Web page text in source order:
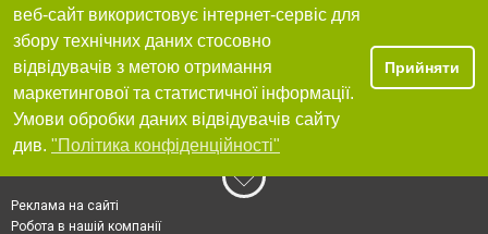
веб-сайт використовує інтернет-сервіс для
збору технічних даних стосовно
відвідувачів з метою отримання
маркетингової та статистичної інформації.
Умови обробки даних відвідувачів сайту
див. "Політика конфіденційності"
Прийняти
Реклама на сайті
Робота в нашій компанії